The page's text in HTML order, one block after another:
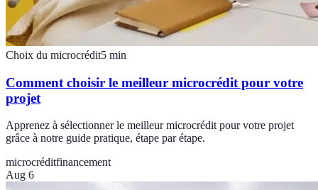
Choix du microcrédit5 min
Comment choisir le meilleur microcrédit pour votre
projet
Apprenez à sélectionner le meilleur microcrédit pour votre projet
grâce à notre guide pratique, étape par étape.
microcréditfinancement
Aug 6